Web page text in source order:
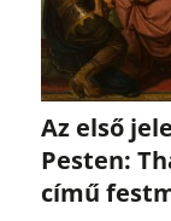
Az első
Pesten:
című